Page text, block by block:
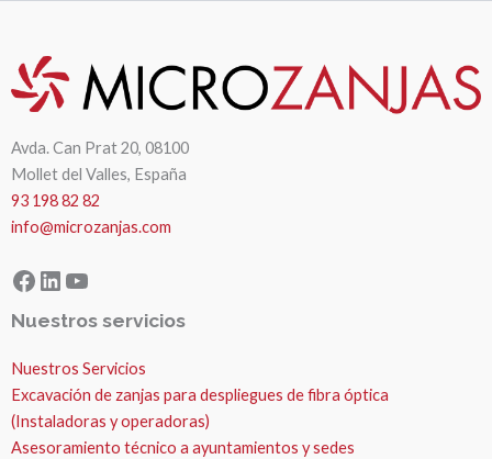
Avda. Can Prat 20, 08100
Mollet del Valles, España
93 198 82 82
info@microzanjas.com
Facebook
LinkedIn
YouTube
Nuestros servicios
Nuestros Servicios
Excavación de zanjas para despliegues de fibra óptica
(Instaladoras y operadoras)
Asesoramiento técnico a ayuntamientos y sedes